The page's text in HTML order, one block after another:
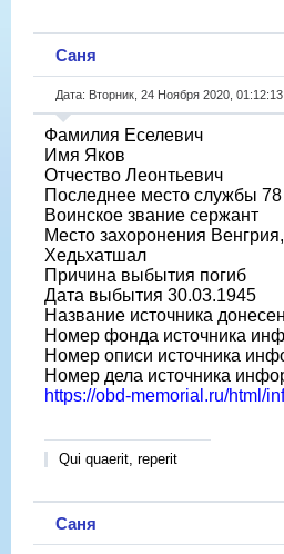
Саня
Дата: Вторник, 24 Ноября 2020,
Фамилия Еселевич
Имя Яков
Отчество Леонтьевич
Последнее место службы
Воинское звание сержант
Место захоронения
Хедьхатшал
Причина выбытия погиб
Дата выбытия 30.03.1945
Название источника
Номер фонда источника
Номер описи источника
Номер дела источника
https://obd-memorial.ru/html/
Qui quaerit, reperit
Саня